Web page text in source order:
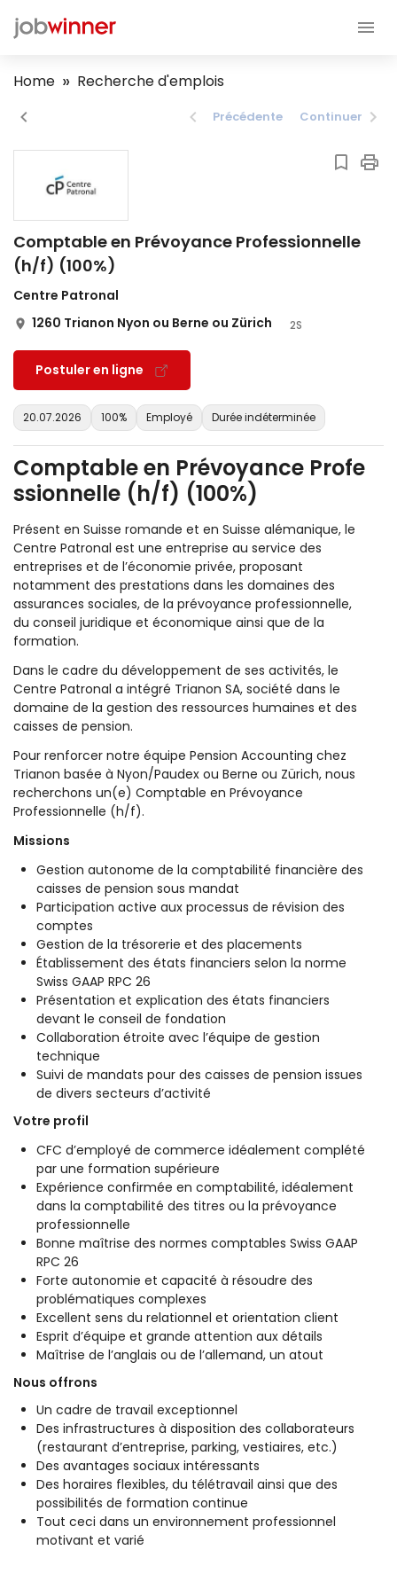
Home Recherche d'emplois
Précédente Continuer
Comptable en Prévoyance Professionnelle
(h/f) (100%)
Centre Patronal
1260 Trianon Nyon ou Berne ou Zürich
2S
Postuler en ligne
20.07.2026 100% Employé Durée indéterminée
Comptable en Prévoyance Profe
ssionnelle (h/f) (100%)
Présent en Suisse romande et en Suisse alémanique, le
Centre Patronal est une entreprise au service des
entreprises et de l’économie privée, proposant
notamment des prestations dans les domaines des
assurances sociales, de la prévoyance professionnelle,
du conseil juridique et économique ainsi que de la
formation.
Dans le cadre du développement de ses activités, le
Centre Patronal a intégré Trianon SA, société dans le
domaine de la gestion des ressources humaines et des
caisses de pension.
Pour renforcer notre équipe Pension Accounting chez
Trianon basée à Nyon/Paudex ou Berne ou Zürich, nous
recherchons un(e) Comptable en Prévoyance
Professionnelle (h/f).
Missions
Gestion autonome de la comptabilité financière des
caisses de pension sous mandat
Participation active aux processus de révision des
comptes
Gestion de la trésorerie et des placements
Établissement des états financiers selon la norme
Swiss GAAP RPC 26
Présentation et explication des états financiers
devant le conseil de fondation
Collaboration étroite avec l’équipe de gestion
technique
Suivi de mandats pour des caisses de pension issues
de divers secteurs d’activité
Votre profil
CFC d’employé de commerce idéalement complété
par une formation supérieure
Expérience confirmée en comptabilité, idéalement
dans la comptabilité des titres ou la prévoyance
professionnelle
Bonne maîtrise des normes comptables Swiss GAAP
RPC 26
Forte autonomie et capacité à résoudre des
problématiques complexes
Excellent sens du relationnel et orientation client
Esprit d’équipe et grande attention aux détails
Maîtrise de l’anglais ou de l’allemand, un atout
Nous offrons
Un cadre de travail exceptionnel
Des infrastructures à disposition des collaborateurs
(restaurant d’entreprise, parking, vestiaires, etc.)
Des avantages sociaux intéressants
Des horaires flexibles, du télétravail ainsi que des
possibilités de formation continue
Tout ceci dans un environnement professionnel
motivant et varié